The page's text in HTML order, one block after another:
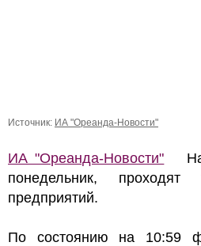
Источник: ИА "Ореанда-Новости"
ИА "Ореанда-Новости" На
понедельник, проходят
предприятий.
По состоянию на 10:59